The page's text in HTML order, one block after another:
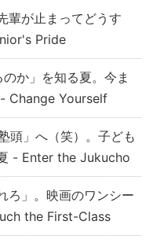
輩が止まってどうす
Pride
か」を知る夏。今ま
Change Yourself
頭」へ（笑）。子ども
- Enter the Jukucho
ろ」。映画のワンシー
the First-Class